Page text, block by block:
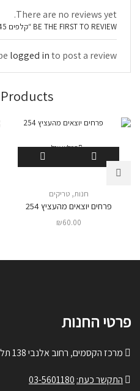
There are no reviews yet.
BE THE FIRST TO REVIEW “קלפים ARTIFICE BLUE 345”
logged into post a review.
המלאי אזל
חנות, טריקים
פרחים יוצאים מהעציץ 254
₪60.00
פרטי החנות
מרכז הקסמים, רחוב אלנבי 138 תל-אביב
התקשר כעת: 03-5601180